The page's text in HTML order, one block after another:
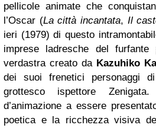
pellicole animate che
l’Oscar (La città incantata, Il
ieri (1979) di questo
imprese ladresche del furfante
verdastra creato da Kazuhiko
dei suoi frenetici personaggi
grottesco ispettore
d’animazione a essere
poetica e la ricchezza visiva